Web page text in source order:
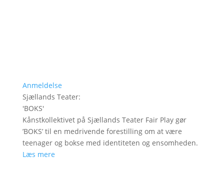
Anmeldelse
Sjællands Teater:
'BOKS'
Kånstkollektivet på Sjællands Teater Fair Play gør
’BOKS’ til en medrivende forestilling om at være
teenager og bokse med identiteten og ensomheden.
Læs mere